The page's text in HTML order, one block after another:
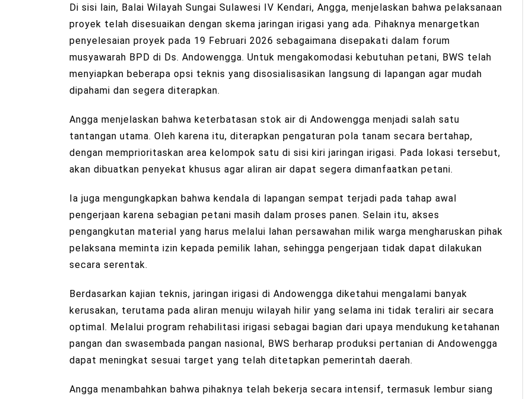
Di sisi lain, Balai Wilayah Sungai Sulawesi IV Kendari, Angga, menjelaskan bahwa pelaksanaan
proyek telah disesuaikan dengan skema jaringan irigasi yang ada. Pihaknya menargetkan
penyelesaian proyek pada 19 Februari 2026 sebagaimana disepakati dalam forum
musyawarah BPD di Ds. Andowengga. Untuk mengakomodasi kebutuhan petani, BWS telah
menyiapkan beberapa opsi teknis yang disosialisasikan langsung di lapangan agar mudah
dipahami dan segera diterapkan.
Angga menjelaskan bahwa keterbatasan stok air di Andowengga menjadi salah satu
tantangan utama. Oleh karena itu, diterapkan pengaturan pola tanam secara bertahap,
dengan memprioritaskan area kelompok satu di sisi kiri jaringan irigasi. Pada lokasi tersebut,
akan dibuatkan penyekat khusus agar aliran air dapat segera dimanfaatkan petani.
Ia juga mengungkapkan bahwa kendala di lapangan sempat terjadi pada tahap awal
pengerjaan karena sebagian petani masih dalam proses panen. Selain itu, akses
pengangkutan material yang harus melalui lahan persawahan milik warga mengharuskan pihak
pelaksana meminta izin kepada pemilik lahan, sehingga pengerjaan tidak dapat dilakukan
secara serentak.
Berdasarkan kajian teknis, jaringan irigasi di Andowengga diketahui mengalami banyak
kerusakan, terutama pada aliran menuju wilayah hilir yang selama ini tidak teraliri air secara
optimal. Melalui program rehabilitasi irigasi sebagai bagian dari upaya mendukung ketahanan
pangan dan swasembada pangan nasional, BWS berharap produksi pertanian di Andowengga
dapat meningkat sesuai target yang telah ditetapkan pemerintah daerah.
Angga menambahkan bahwa pihaknya telah bekerja secara intensif, termasuk lembur siang